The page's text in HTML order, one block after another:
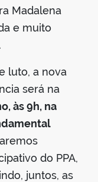
Madalena
e muito
luto, a nova
será na
às 9h, na
do PPA,
juntos, as